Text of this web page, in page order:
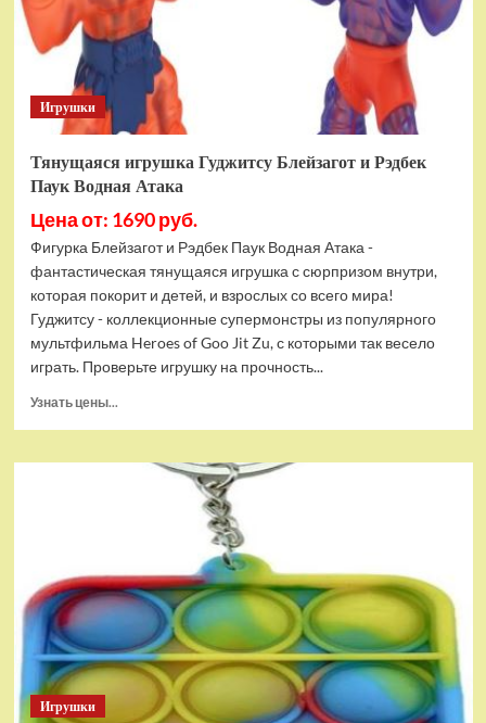
Игрушки
Тянущаяся игрушка Гуджитсу Блейзагот и Рэдбек
Паук Водная Атака
Цена от: 1690 руб.
Фигурка Блейзагот и Рэдбек Паук Водная Атака -
фантастическая тянущаяся игрушка с сюрпризом внутри,
которая покорит и детей, и взрослых со всего мира!
Гуджитсу - коллекционные супермонстры из популярного
мультфильма Heroes of Goo Jit Zu, с которыми так весело
играть. Проверьте игрушку на прочность...
Узнать цены...
Тянущаяся
Паук
Водная
Игрушки